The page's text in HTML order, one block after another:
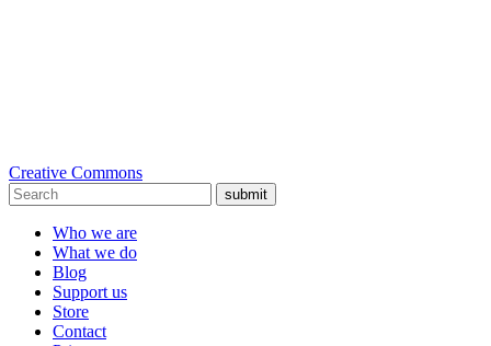
Creative Commons
submit
Who we are
What we do
Blog
Support us
Store
Contact